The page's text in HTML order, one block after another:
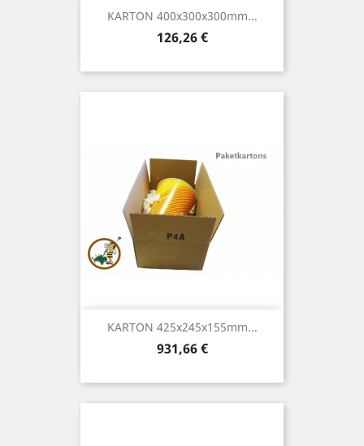
KARTON 400x300x300mm...
Preis
126,26 €
KARTON 425x245x155mm...
Preis
931,66 €